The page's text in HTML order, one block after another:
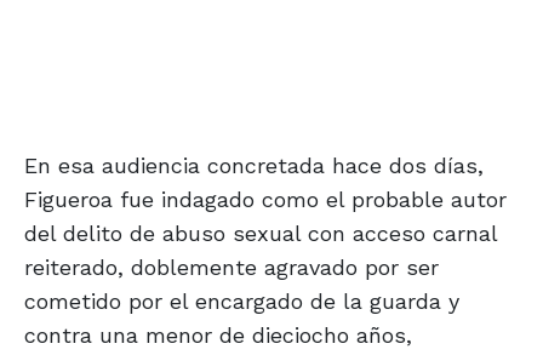
En esa audiencia concretada hace dos días,
Figueroa fue indagado como el probable autor
del delito de abuso sexual con acceso carnal
reiterado, doblemente agravado por ser
cometido por el encargado de la guarda y
contra una menor de dieciocho años,